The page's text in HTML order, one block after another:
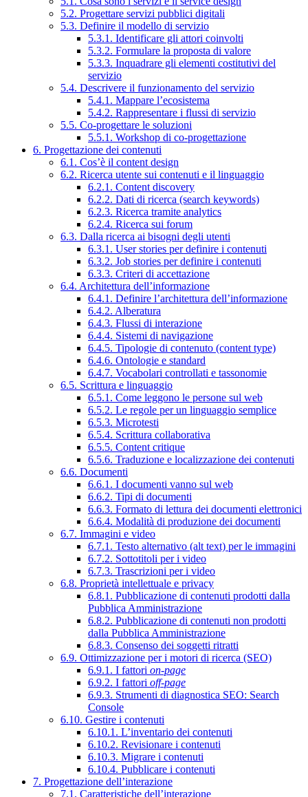
5.2. Progettare servizi pubblici digitali
5.3. Definire il modello di servizio
5.3.1. Identificare gli attori coinvolti
5.3.2. Formulare la proposta di valore
5.3.3. Inquadrare gli elementi costitutivi del
servizio
5.4. Descrivere il funzionamento del servizio
5.4.1. Mappare l’ecosistema
5.4.2. Rappresentare i flussi di servizio
5.5. Co-progettare le soluzioni
5.5.1. Workshop di co-progettazione
6. Progettazione dei contenuti
6.1. Cos’è il content design
6.2. Ricerca utente sui contenuti e il linguaggio
6.2.1. Content discovery
6.2.2. Dati di ricerca (search keywords)
6.2.3. Ricerca tramite analytics
6.2.4. Ricerca sui forum
6.3. Dalla ricerca ai bisogni degli utenti
6.3.1. User stories per definire i contenuti
6.3.2. Job stories per definire i contenuti
6.3.3. Criteri di accettazione
6.4. Architettura dell’informazione
6.4.1. Definire l’architettura dell’informazione
6.4.2. Alberatura
6.4.3. Flussi di interazione
6.4.4. Sistemi di navigazione
6.4.5. Tipologie di contenuto (content type)
6.4.6. Ontologie e standard
6.4.7. Vocabolari controllati e tassonomie
6.5. Scrittura e linguaggio
6.5.1. Come leggono le persone sul web
6.5.2. Le regole per un linguaggio semplice
6.5.3. Microtesti
6.5.4. Scrittura collaborativa
6.5.5. Content critique
6.5.6. Traduzione e localizzazione dei contenuti
6.6. Documenti
6.6.1. I documenti vanno sul web
6.6.2. Tipi di documenti
6.6.3. Formato di lettura dei documenti elettronici
6.6.4. Modalità di produzione dei documenti
6.7. Immagini e video
6.7.1. Testo alternativo (alt text) per le immagini
6.7.2. Sottotitoli per i video
6.7.3. Trascrizioni per i video
6.8. Proprietà intellettuale e privacy
6.8.1. Pubblicazione di contenuti prodotti dalla
Pubblica Amministrazione
6.8.2. Pubblicazione di contenuti non prodotti
dalla Pubblica Amministrazione
6.8.3. Consenso dei soggetti ritratti
6.9. Ottimizzazione per i motori di ricerca (SEO)
6.9.1. I fattori on-page
6.9.2. I fattori off-page
6.9.3. Strumenti di diagnostica SEO: Search
Console
6.10. Gestire i contenuti
6.10.1. L’inventario dei contenuti
6.10.2. Revisionare i contenuti
6.10.3. Migrare i contenuti
6.10.4. Pubblicare i contenuti
7. Progettazione dell’interazione
7.1. Caratteristiche dell’interazione